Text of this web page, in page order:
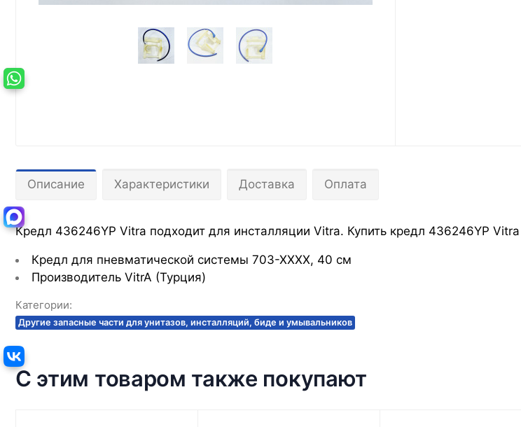
Описание Характеристики Доставка Оплата
Кредл 436246YP Vitra подходит для инсталляции Vitra. Купить кредл 436246YP
Кредл для пневматической системы 703-ХХХХ, 40 см
Производитель VitrA (Турция)
Категории:
Другие запасные части для унитазов, инсталляций, биде и умывальников
С этим товаром также покупают